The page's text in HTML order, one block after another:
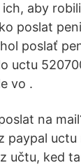
aby
poslat
poslať
uctu
vo .
na
paypal uctu
učtu, ked